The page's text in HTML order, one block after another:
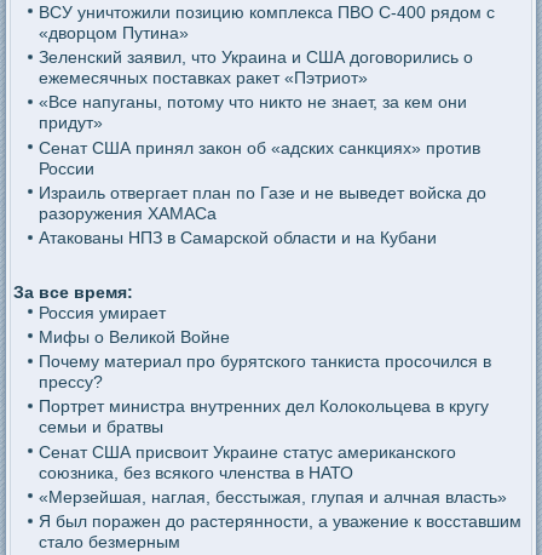
ВСУ уничтожили позицию комплекса ПВО С-400 рядом с
«дворцом Путина»
Зеленский заявил, что Украина и США договорились о
ежемесячных поставках ракет «Пэтриот»
«Все напуганы, потому что никто не знает, за кем они
придут»
Сенат США принял закон об «адских санкциях» против
России
Израиль отвергает план по Газе и не выведет войска до
разоружения ХАМАСа
Атакованы НПЗ в Самарской области и на Кубани
За все время:
Россия умирает
Мифы о Великой Войне
Почему материал про бурятского танкиста просочился в
прессу?
Портрет министра внутренних дел Колокольцева в кругу
семьи и братвы
Сенат США присвоит Украине статус американского
союзника, без всякого членства в НАТО
«Мерзейшая, наглая, бесстыжая, глупая и алчная власть»
Я был поражен до растерянности, а уважение к восставшим
стало безмерным